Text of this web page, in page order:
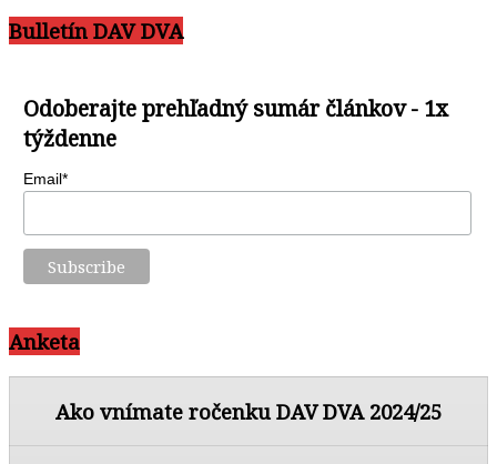
Bulletín DAV DVA
Odoberajte prehľadný sumár článkov - 1x
týždenne
Email*
Anketa
Ako vnímate ročenku DAV DVA 2024/25